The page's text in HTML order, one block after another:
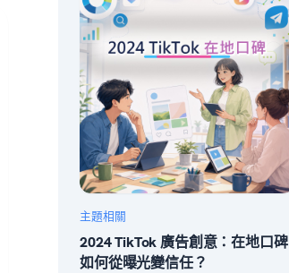
主題相關
2024 TikTok 廣告創意：在地口碑
如何從曝光變信任？